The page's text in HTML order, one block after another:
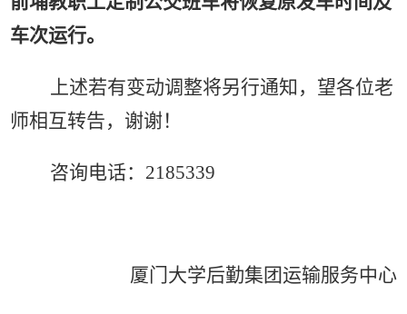
车次运行。
上述若有变动调整将另行通知，望各位老
师相互转告，谢谢！
咨询电话：2185339
厦门大学后勤集团运输服务中心